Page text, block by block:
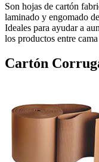
Son hojas de cartón
laminado y engomado
Ideales para ayudar a
los productos entre
Cartón